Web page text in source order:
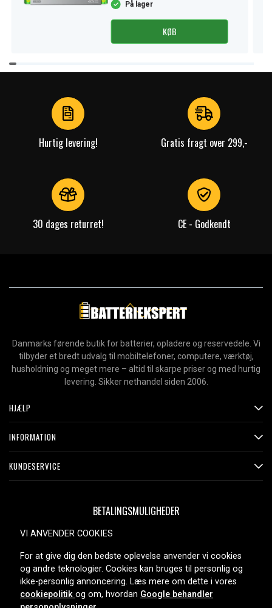
På lager
KØB
Item
1
Hurtig levering! Gratis fragt over 299,-
30 dages returret! CE - Godkendt
Danmarks førende butik for batterier, opladere og reservedele. Vi
tilbyder et bredt udvalg til mobiltelefoner, computere, værktøj,
husholdning og meget mere – altid til skarpe priser og med hurtig
levering. Sikker nethandel siden 2006.
HJÆLP
INFORMATION
KUNDESERVICE
BETALINGSMULIGHEDER
LEVERINGSMULIGHEDER
VI ANVENDER COOKIES
For at give dig den bedste oplevelse anvender vi cookies
og andre teknologier. Cookies kan bruges til personlig og
ikke-personlig annoncering. Læs mere om dette i vores
cookiepolitik og om, hvordan Google behandler